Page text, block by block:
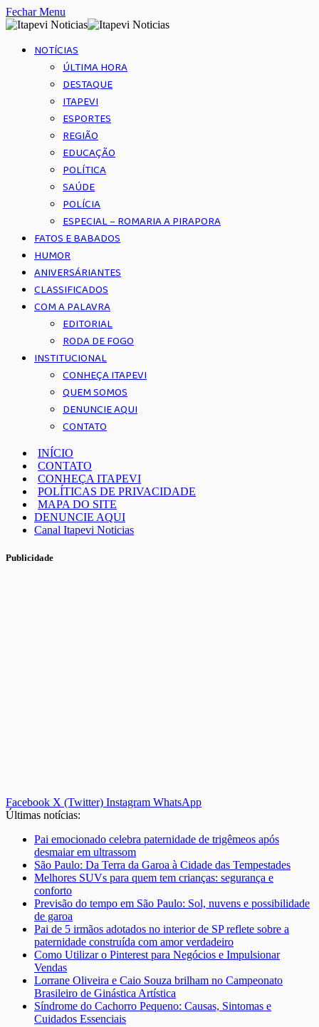
Fechar Menu
NOTÍCIAS
ÚLTIMA HORA
DESTAQUE
ITAPEVI
ESPORTES
REGIÃO
EDUCAÇÃO
POLÍTICA
SAÚDE
POLÍCIA
ESPECIAL – ROMARIA A PIRAPORA
FATOS E BABADOS
HUMOR
ANIVERSÁRIANTES
CLASSIFICADOS
COM A PALAVRA
EDITORIAL
RODA DE FOGO
INSTITUCIONAL
CONHEÇA ITAPEVI
QUEM SOMOS
DENUNCIE AQUI
CONTATO
INÍCIO
CONTATO
CONHEÇA ITAPEVI
POLÍTICAS DE PRIVACIDADE
MAPA DO SITE
DENUNCIE AQUI
Canal Itapevi Noticias
Publicidade
Facebook X (Twitter) Instagram WhatsApp
Últimas notícias:
Pai emocionado celebra paternidade de trigêmeos após
desmaiar em ultrassom
São Paulo: Da Terra da Garoa à Cidade das Tempestades
Melhores SUVs para quem tem crianças: segurança e
conforto
Previsão do tempo em São Paulo: Sol, nuvens e possibilidade
de garoa
Pai de 5 irmãos adotados no interior de SP reflete sobre a
paternidade construída com amor verdadeiro
Como Utilizar o Pinterest para Negócios e Impulsionar
Vendas
Lorrane Oliveira e Caio Souza brilham no Campeonato
Brasileiro de Ginástica Artística
Síndrome do Cachorro Pequeno: Causas, Sintomas e
Cuidados Essenciais